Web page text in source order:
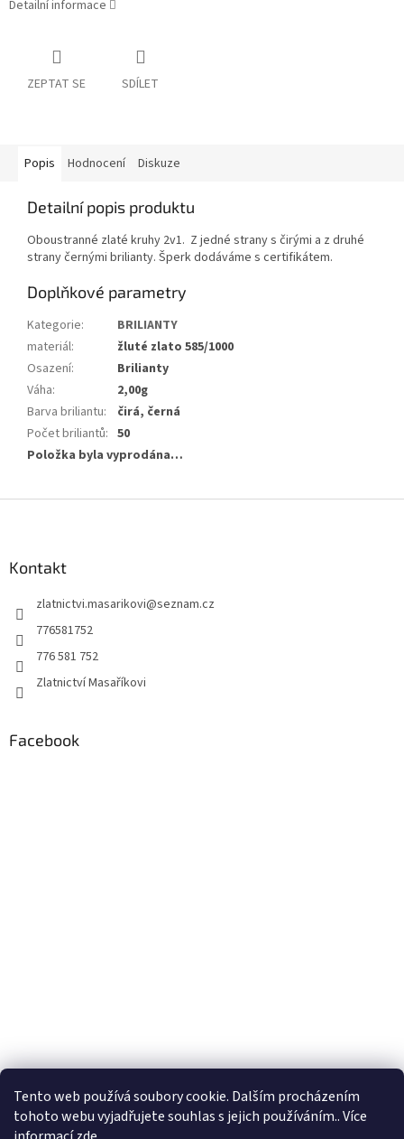
Tento web používá soubory cookie. Dalším procházením
tohoto webu vyjadřujete souhlas s jejich používáním.. Více
Detailní informace
ZEPTAT SE SDÍLET
Popis Hodnocení Diskuze
Detailní popis produktu
Oboustranné zlaté kruhy 2v1. Z jedné strany s čirými a z druhé
strany černými brilianty. Šperk dodáváme s certifikátem.
Doplňkové parametry
Kategorie:
BRILIANTY
materiál:
žluté zlato 585/1000
Osazení:
Brilianty
Váha:
2,00g
Barva briliantu:
čirá, černá
Počet briliantů: 50
Položka byla vyprodána…
Kontakt
zlatnictvi.masarikovi@seznam.cz
776581752
776 581 752
Zlatnictví Masaříkovi
Facebook